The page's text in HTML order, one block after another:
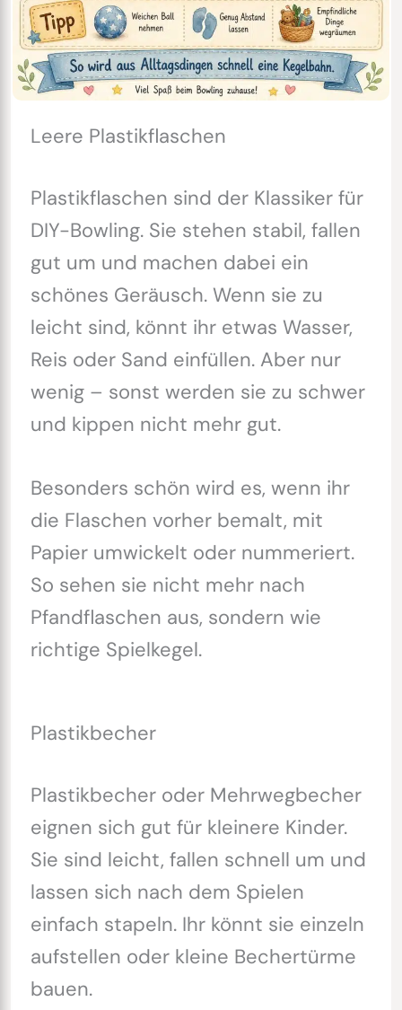
Leere Plastikflaschen
Plastikflaschen sind der Klassiker für
DIY-Bowling. Sie stehen stabil, fallen
gut um und machen dabei ein
schönes Geräusch. Wenn sie zu
leicht sind, könnt ihr etwas Wasser,
Reis oder Sand einfüllen. Aber nur
wenig – sonst werden sie zu schwer
und kippen nicht mehr gut.
Besonders schön wird es, wenn ihr
die Flaschen vorher bemalt, mit
Papier umwickelt oder nummeriert.
So sehen sie nicht mehr nach
Pfandflaschen aus, sondern wie
richtige Spielkegel.
Plastikbecher
Plastikbecher oder Mehrwegbecher
eignen sich gut für kleinere Kinder.
Sie sind leicht, fallen schnell um und
lassen sich nach dem Spielen
einfach stapeln. Ihr könnt sie einzeln
aufstellen oder kleine Bechertürme
bauen.